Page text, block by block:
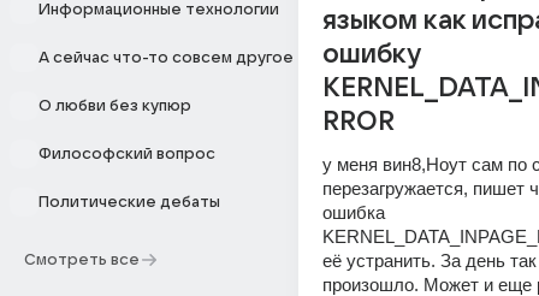
Информационные технологии
А сейчас что-то совсем другое
О любви без купюр
Философский вопрос
Политические дебаты
Смотреть все
языком как
ошибку
RROR
у меня вин8,Ноут сам по
перезагружается, пишет
ошибка
её устранить. За день
произошло. Может и еще